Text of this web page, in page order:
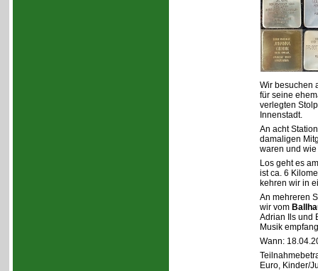
Wir besuchen
für seine
verlegten
Innenstadt.
An acht
damaligen
waren und
Los geht es
ist ca. 6
kehren wir in
An mehreren
wir vom
Adrian Ils und
Musik
Wann:
Euro, Kinder/